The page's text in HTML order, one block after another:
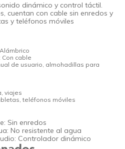
dinámico y control táctil.
cuentan con cable sin enredos y
y teléfonos móviles
Con cable
de usuario, almohadillas para
viajes
teléfonos móviles
Sin enredos
No resistente al agua
Controlador dinámico